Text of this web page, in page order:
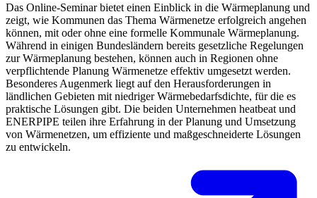
Das Online-Seminar bietet einen Einblick in die Wärmeplanung und
zeigt, wie Kommunen das Thema Wärmenetze erfolgreich angehen
können, mit oder ohne eine formelle Kommunale Wärmeplanung.
Während in einigen Bundesländern bereits gesetzliche Regelungen
zur Wärmeplanung bestehen, können auch in Regionen ohne
verpflichtende Planung Wärmenetze effektiv umgesetzt werden.
Besonderes Augenmerk liegt auf den Herausforderungen in
ländlichen Gebieten mit niedriger Wärmebedarfsdichte, für die es
praktische Lösungen gibt. Die beiden Unternehmen heatbeat und
ENERPIPE teilen ihre Erfahrung in der Planung und Umsetzung
von Wärmenetzen, um effiziente und maßgeschneiderte Lösungen
zu entwickeln.